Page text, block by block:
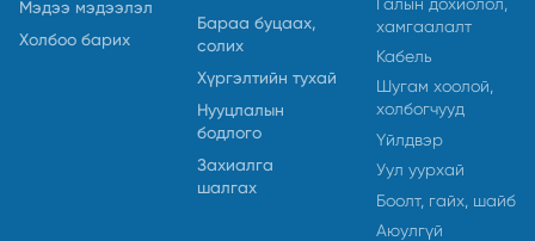
Мэдээ мэдээлэл
Холбоо барих
Бараа буцаах,
солих
Хүргэлтийн тухай
Нууцлалын
бодлого
Захиалга
шалгах
хамгаалалт
Кабель
Шугам хоолой,
холбогчууд
Үйлдвэр
Уул уурхай
Боолт, гайх, шайб
Аюулгүй